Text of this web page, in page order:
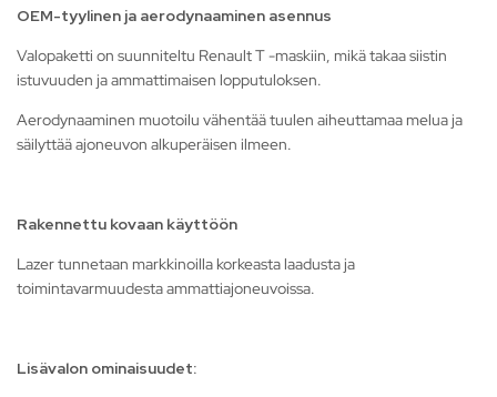
OEM-tyylinen ja aerodynaaminen asennus
Valopaketti on suunniteltu Renault T -maskiin, mikä takaa siistin
istuvuuden ja ammattimaisen lopputuloksen.
Aerodynaaminen muotoilu vähentää tuulen aiheuttamaa melua ja
säilyttää ajoneuvon alkuperäisen ilmeen.
Rakennettu kovaan käyttöön
Lazer tunnetaan markkinoilla korkeasta laadusta ja
toimintavarmuudesta ammattiajoneuvoissa.
Lisävalon ominaisuudet: